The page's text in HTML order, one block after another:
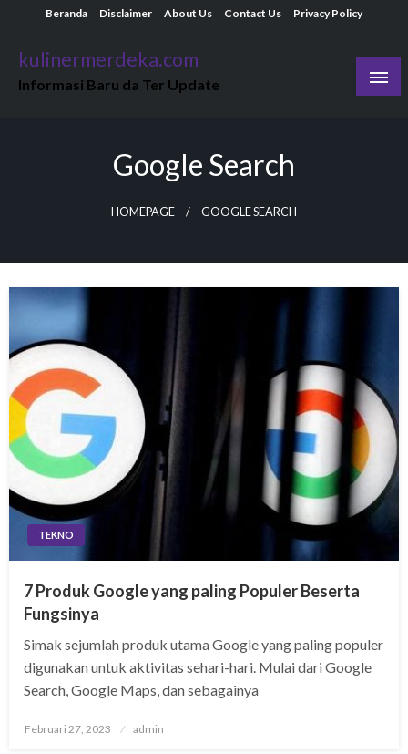
content
Beranda Disclaimer About Us Contact Us Privacy Policy
kulinermerdeka.com
Informasi Baru da Ter Update
Google Search
HOMEPAGE GOOGLE SEARCH
TEKNO
7 Produk Google yang paling Populer Beserta
Fungsinya
Simak sejumlah produk utama Google yang paling populer
digunakan untuk aktivitas sehari-hari. Mulai dari Google
Search, Google Maps, dan sebagainya
Posted
Februari 27, 2023 admin